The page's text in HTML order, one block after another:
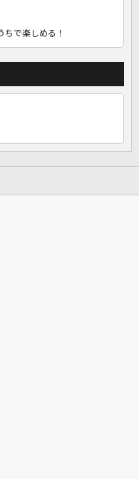
ちで楽しめる！